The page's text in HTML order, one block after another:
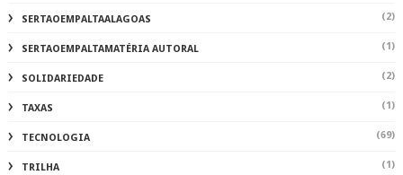
SERTAOEMPALTAALAGOAS (2)
SERTAOEMPALTAMATÉRIA AUTORAL (1)
SOLIDARIEDADE (2)
TAXAS (1)
TECNOLOGIA (69)
TRILHA (1)